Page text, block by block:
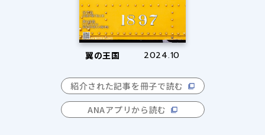
翼の王国 2024.10
紹介された記事を冊子で読む
ANAアプリから読む